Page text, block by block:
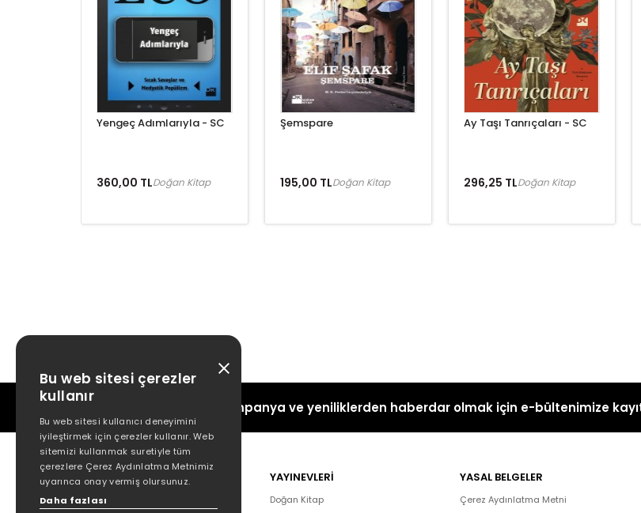
Yengeç Adımlarıyla - SC
360,00 TLDoğan Kitap
Şemspare
195,00 TLDoğan Kitap
Ay Taşı Tanrıçaları - SC
296,25 TLDoğan Kitap
Kampanya ve yeniliklerden haberdar olmak için e-bültenimize
POPÜLER
Hakkımızda
YAYINEVLERİ
Doğan Kitap
YASAL BELGELER
Çerez Aydınlatma Metni
Bu web sitesi çerezler
kullanır
Bu web sitesi kullanıcı deneyimini
iyileştirmek için çerezler kullanır. Web
sitemizi kullanmak suretiyle tüm
çerezlere Çerez Aydınlatma Metnimiz
uyarınca onay vermiş olursunuz.
Daha fazlası